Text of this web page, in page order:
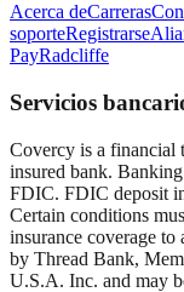
Acerca deCarreras
soporteRegistrarse
PayRadcliffe
Servicios
Covercy is a financial
insured bank.
FDIC. FDIC deposit
Certain conditions
insurance coverage
by Thread Bank,
U.S.A. Inc. and may